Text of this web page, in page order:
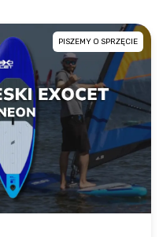
PISZEMY O SPRZĘCIE